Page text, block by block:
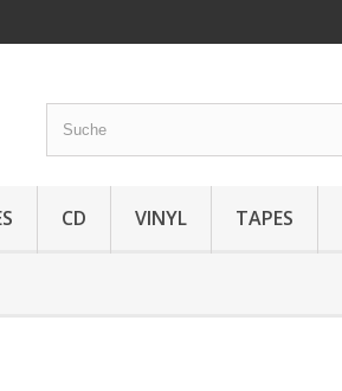
CD VINYL TAPES